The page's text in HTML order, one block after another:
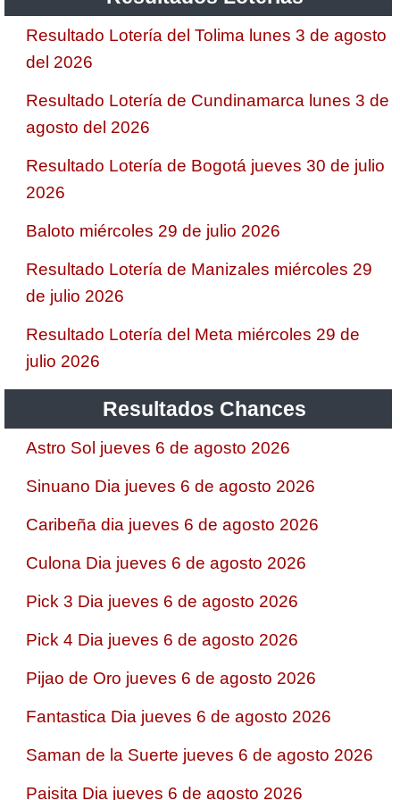
Resultado Lotería del Tolima lunes 3 de agosto
del 2026
Resultado Lotería de Cundinamarca lunes 3 de
agosto del 2026
Resultado Lotería de Bogotá jueves 30 de julio
2026
Baloto miércoles 29 de julio 2026
Resultado Lotería de Manizales miércoles 29
de julio 2026
Resultado Lotería del Meta miércoles 29 de
julio 2026
Resultados Chances
Astro Sol jueves 6 de agosto 2026
Sinuano Dia jueves 6 de agosto 2026
Caribeña dia jueves 6 de agosto 2026
Culona Dia jueves 6 de agosto 2026
Pick 3 Dia jueves 6 de agosto 2026
Pick 4 Dia jueves 6 de agosto 2026
Pijao de Oro jueves 6 de agosto 2026
Fantastica Dia jueves 6 de agosto 2026
Saman de la Suerte jueves 6 de agosto 2026
Paisita Dia jueves 6 de agosto 2026